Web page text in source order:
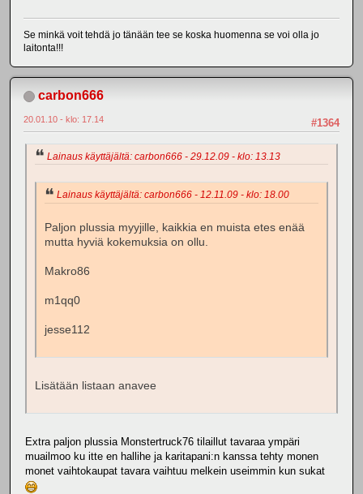
Se minkä voit tehdä jo tänään tee se koska huomenna se voi olla jo
laitonta!!!
carbon666
#1364
20.01.10 - klo: 17.14
Lainaus käyttäjältä: carbon666 - 29.12.09 - klo: 13.13
Lainaus käyttäjältä: carbon666 - 12.11.09 - klo: 18.00
Paljon plussia myyjille, kaikkia en muista etes enää
mutta hyviä kokemuksia on ollu.
Makro86
m1qq0
jesse112
Lisätään listaan anavee
Extra paljon plussia Monstertruck76 tilaillut tavaraa ympäri
muailmoo ku itte en hallihe ja karitapani:n kanssa tehty monen
monet vaihtokaupat tavara vaihtuu melkein useimmin kun sukat